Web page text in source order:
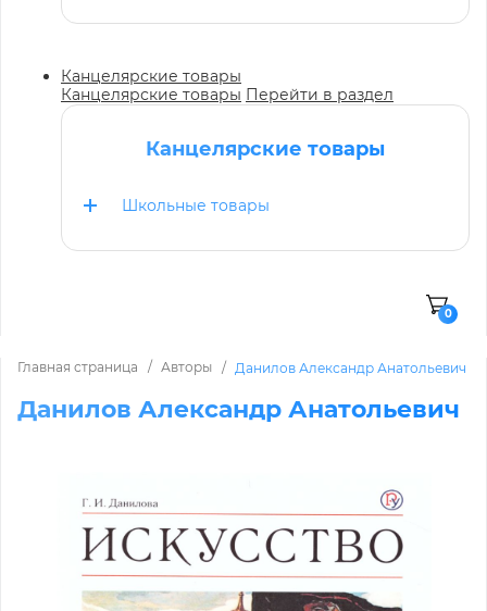
Канцелярские товары
Канцелярские товары Перейти в раздел
Канцелярские товары
Школьные товары
0
Главная страница Авторы Данилов Александр Анатольевич
Данилов Александр Анатольевич